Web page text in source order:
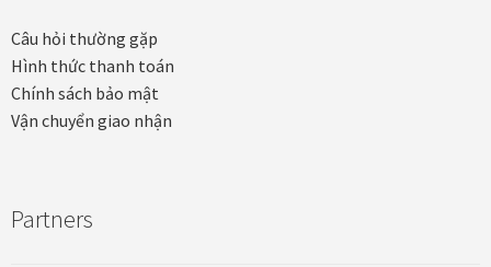
Câu hỏi thường gặp
Hình thức thanh toán
Chính sách bảo mật
Vận chuyển giao nhận
Partners